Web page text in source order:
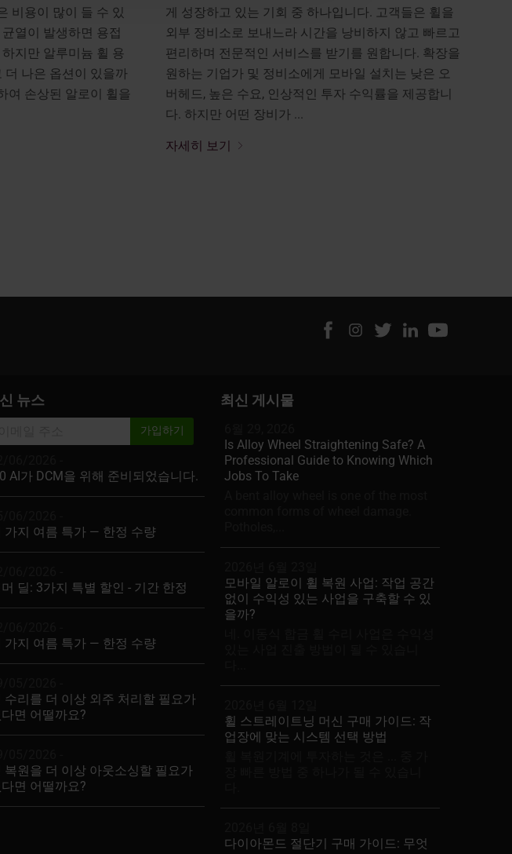
비용이 많이 들 수 있
열이 발생하면 용접
지만 알루미늄 휠 용
더 나은 옵션이 있을까
여 손상된 알로이 휠을
게 성장하고 있는 기회 중 하나입니다. 고객들은 휠을
외부 정비소로 보내느라 시간을 낭비하지 않고 빠르고
편리하며 전문적인 서비스를 받기를 원합니다. 확장을
원하는 기업가 및 정비소에게 모바일 설치는 낮은 오
버헤드, 높은 수요, 인상적인 투자 수익률을 제공합니
다. 하지만 어떤 장비가 ...
자세히 보기
뉴스
AI가 DCM을 위해 준비되었습니다.
가지 여름 특가 — 한정 수량
딜: 3가지 특별 할인 - 기간 한정
가지 여름 특가 — 한정 수량
수리를 더 이상 외주 처리할 필요가
면 어떨까요?
복원을 더 이상 아웃소싱할 필요가
면 어떨까요?
최신 게시물
Is Alloy Wheel Straightening Safe? A
Professional Guide to Knowing Which
Jobs To Take
모바일 알로이 휠 복원 사업: 작업 공간
없이 수익성 있는 사업을 구축할 수 있
을까?
휠 스트레이트닝 머신 구매 가이드: 작
업장에 맞는 시스템 선택 방법
다이아몬드 절단기 구매 가이드: 무엇